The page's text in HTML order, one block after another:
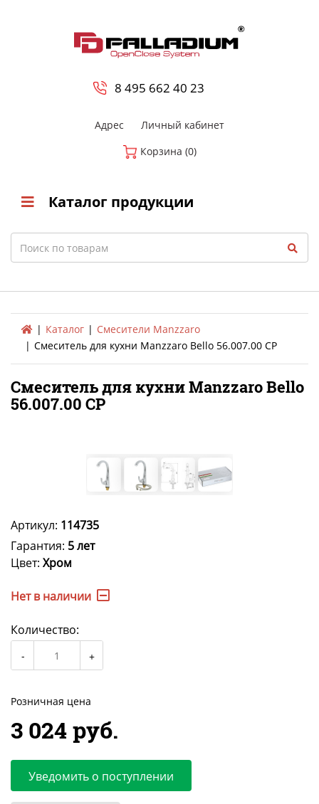
8 495 662 40 23
Адрес
Личный кабинет
Корзина (0)
Каталог продукции
Search
Каталог
Смесители Manzzaro
Смеситель для кухни Manzzaro Bello 56.007.00 СР
Смеситель для кухни Manzzaro Bello
56.007.00 СР
Артикул: 114735
Гарантия: 5 лет
Цвет: Хром
Нет в наличии
Количество:
Розничная цена
3 024 руб.
Уведомить о поступлении